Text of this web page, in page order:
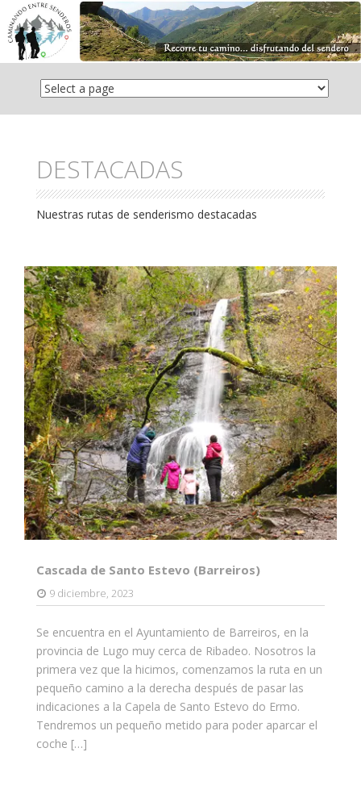
Saltar
contenido
DESTACADAS
Nuestras rutas de senderismo destacadas
Cascada de Santo Estevo (Barreiros)
9 diciembre, 2023
Se encuentra en el Ayuntamiento de Barreiros, en la
provincia de Lugo muy cerca de Ribadeo. Nosotros la
primera vez que la hicimos, comenzamos la ruta en un
pequeño camino a la derecha después de pasar las
indicaciones a la Capela de Santo Estevo do Ermo.
Tendremos un pequeño metido para poder aparcar el
coche […]